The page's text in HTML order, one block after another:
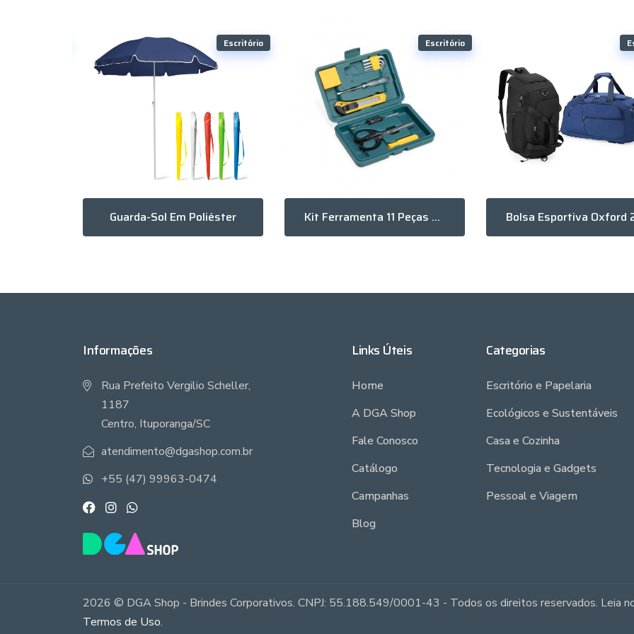
Escritório
Guarda-Sol Em Poliéster
Escritório
Kit Ferramenta 11 Peças Com Estojo E Trava De Segurança
Informações
Rua Prefeito Vergilio Scheller,
1187
Centro, Ituporanga/SC
atendimento@dgashop.com.br
+55 (47) 99963-0474
Links Úteis
Home
A DGA Shop
Fale Conosco
Catálogo
Campanhas
Blog
Categorias
Escritório e Papelaria
Ecológicos e Sustentáveis
Casa e Cozinha
Tecnologia e Gadgets
Pessoal e Viagem
2026 © DGA Shop - Brindes Corporativos. CNPJ: 55.188.549/0001-43 - Todos os direitos reservados. Leia
Termos de Uso.